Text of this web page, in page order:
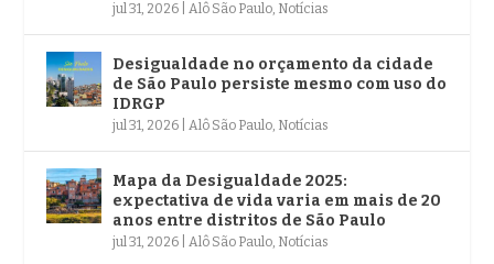
jul 31, 2026 |Alô São Paulo, Notícias
Desigualdade no orçamento da cidade
de São Paulo persiste mesmo com uso do
IDRGP
jul 31, 2026 |Alô São Paulo, Notícias
Mapa da Desigualdade 2025:
expectativa de vida varia em mais de 20
anos entre distritos de São Paulo
jul 31, 2026 |Alô São Paulo, Notícias